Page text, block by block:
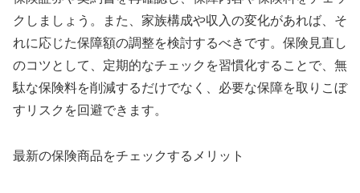
クしましょう。また、家族構成や収入の変化があれば、そ
れに応じた保障額の調整を検討するべきです。保険見直し
のコツとして、定期的なチェックを習慣化することで、無
駄な保険料を削減するだけでなく、必要な保障を取りこぼ
すリスクを回避できます。
最新の保険商品をチェックするメリット